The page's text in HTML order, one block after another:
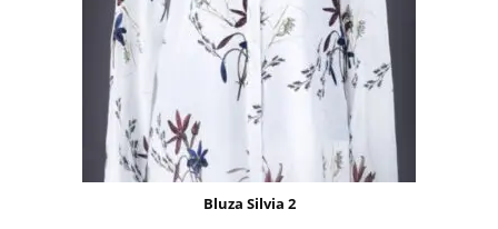
Bluza Silvia 2